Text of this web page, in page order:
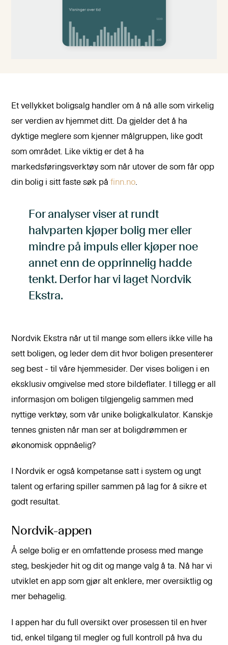
Et vellykket boligsalg handler om å nå alle som virkelig
ser verdien av hjemmet ditt. Da gjelder det å ha
dyktige meglere som kjenner målgruppen, like godt
som området. Like viktig er det å ha
markedsføringsverktøy som når utover de som får opp
din bolig i sitt faste søk påfinn.no.
For analyser viser at rundt
halvparten kjøper bolig mer eller
mindre på impuls eller kjøper noe
annet enn de opprinnelig hadde
tenkt. Derfor har vi laget Nordvik
Ekstra.
Nordvik Ekstra når ut til mange som ellers ikke ville ha
sett boligen, og leder dem dit hvor boligen presenterer
seg best - til våre hjemmesider. Der vises boligen i en
eksklusiv omgivelse med store bildeflater. I tillegg er all
informasjon om boligen tilgjengelig sammen med
nyttige verktøy, som vår unike boligkalkulator. Kanskje
tennes gnisten når man ser at boligdrømmen er
økonomisk oppnåelig?
I Nordvik er også kompetanse satt i system og ungt
talent og erfaring spiller sammen på lag for å sikre et
godt resultat.
Nordvik-appen
Å selge bolig er en omfattende prosess med mange
steg, beskjeder hit og dit og mange valg å ta. Nå har vi
utviklet en app som gjør alt enklere, mer oversiktlig og
mer behagelig.
I appen har du full oversikt over prosessen til en hver
tid, enkel tilgang til megler og full kontroll på hva du